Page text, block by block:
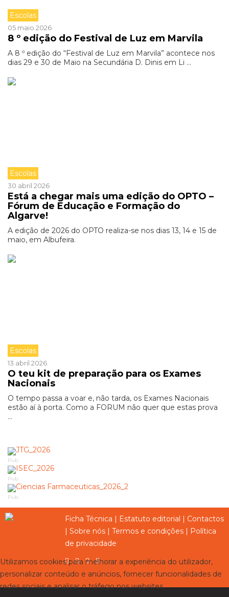
Escolas
05 maio 2026
8 º edição do Festival de Luz em Marvila
A 8 º edição do “Festival de Luz em Marvila” acontece nos
dias 29 e 30 de Maio na Secundária D. Dinis em Li ...
Escolas
30 abril 2026
Está a chegar mais uma edição do OPTO –
Fórum de Educação e Formação do
Algarve!
A edição de 2026 do OPTO realiza-se nos dias 13, 14 e 15 de
maio, em Albufeira.
Escolas
13 abril 2026
O teu kit de preparação para os Exames
Nacionais
O tempo passa a voar e, não tarda, os Exames Nacionais
estão aí à porta. Como a FORUM não quer que estas prova
...
Pub
Pub
Pub
Ficha Técnica | Estatuto editorial | Contactos
| Sobre nós | Termos e condições | Política
de privacidade
Utilizamos cookies para melhorar a experiência do utilizador,
personalizar conteúdo e anúncios, fornecer funcionalidades de
redes sociais e analisar o tráfego nos websites.